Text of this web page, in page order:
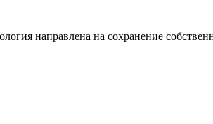
направлена на сохранение